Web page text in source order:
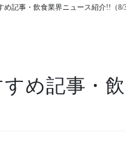
め記事・飲食業界ニュース紹介!!（
すめ記事・